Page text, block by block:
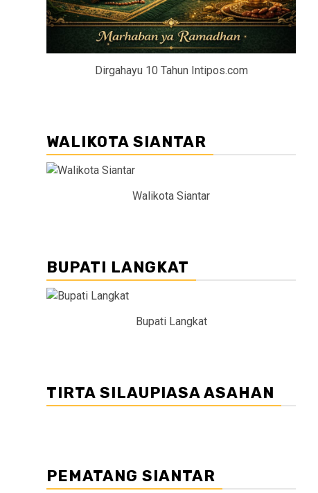
Dirgahayu 10 Tahun Intipos.com
WALIKOTA SIANTAR
Walikota Siantar
BUPATI LANGKAT
Bupati Langkat
TIRTA SILAUPIASA ASAHAN
PEMATANG SIANTAR